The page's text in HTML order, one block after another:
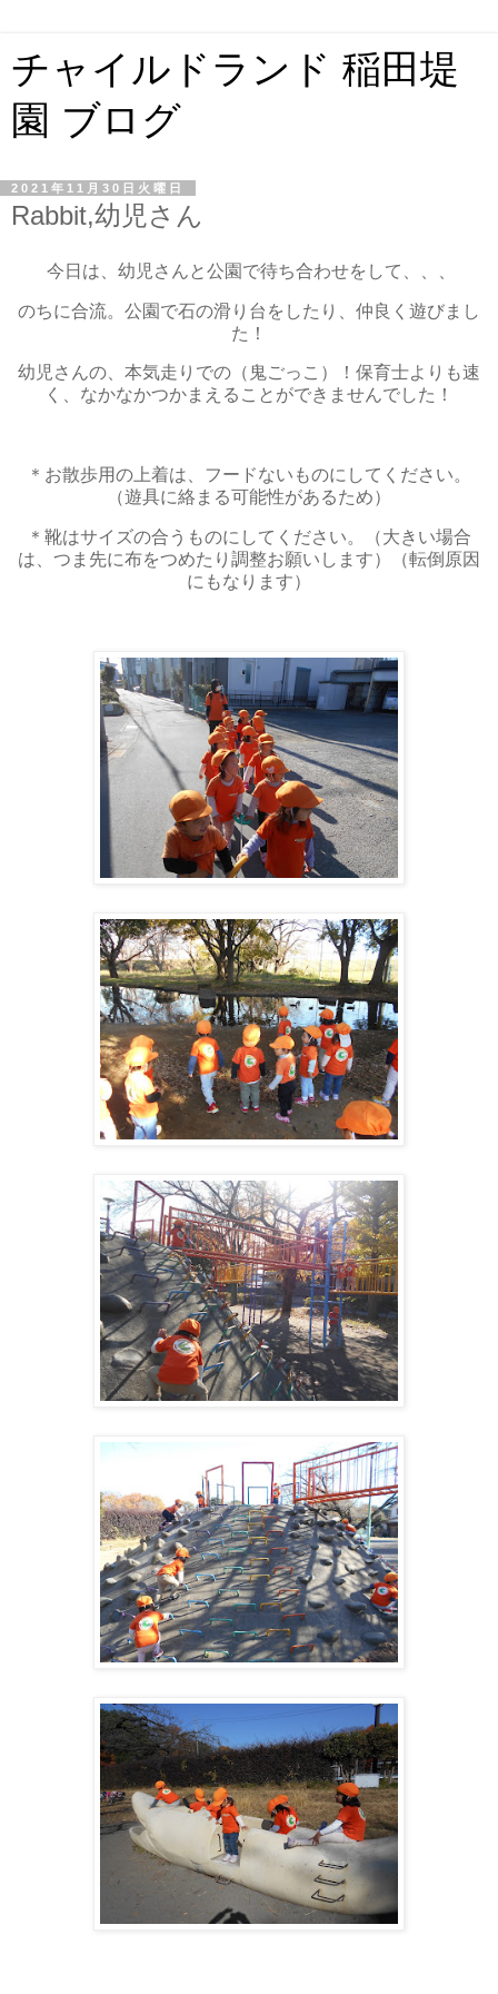
チャイルドランド 稲田堤
園 ブログ
2021年11月30日火曜日
Rabbit,幼児さん
今日は、幼児さんと公園で待ち合わせをして、、、
のちに合流。公園で石の滑り台をしたり、仲良く遊びまし
た！
幼児さんの、本気走りでの（鬼ごっこ）！保育士よりも速
く、なかなかつかまえることができませんでした！
＊お散歩用の上着は、フードないものにしてください。
（遊具に絡まる可能性があるため）
＊靴はサイズの合うものにしてください。（大きい場合
は、つま先に布をつめたり調整お願いします）（転倒原因
にもなります）